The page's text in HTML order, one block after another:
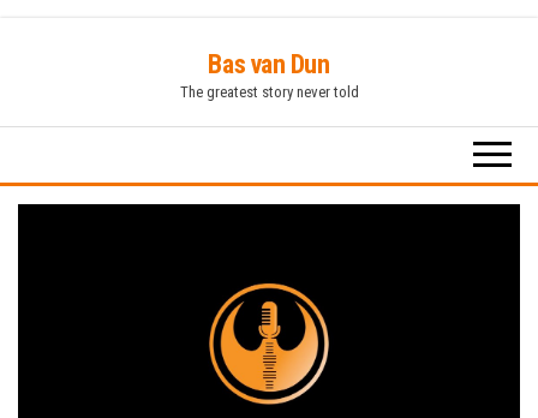
inhoud
Bas van Dun
The greatest story never told